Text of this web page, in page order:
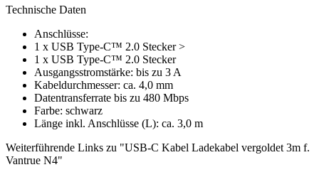
Technische Daten
Anschlüsse:
1 x USB Type-C™ 2.0 Stecker >
1 x USB Type-C™ 2.0 Stecker
Ausgangsstromstärke: bis zu 3 A
Kabeldurchmesser: ca. 4,0 mm
Datentransferrate bis zu 480 Mbps
Farbe: schwarz
Länge inkl. Anschlüsse (L): ca. 3,0 m
Weiterführende Links zu "USB-C Kabel Ladekabel vergoldet 3m f.
Vantrue N4"